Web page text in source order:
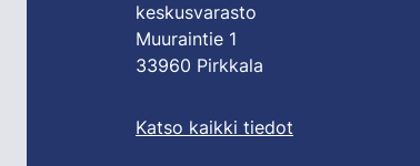
keskusvarasto
Muuraintie 1
33960 Pirkkala
Katso kaikki tiedot